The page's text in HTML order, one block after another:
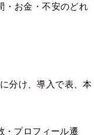
・お金・不安のどれ
分け、導入で表、本
・プロフィール遷